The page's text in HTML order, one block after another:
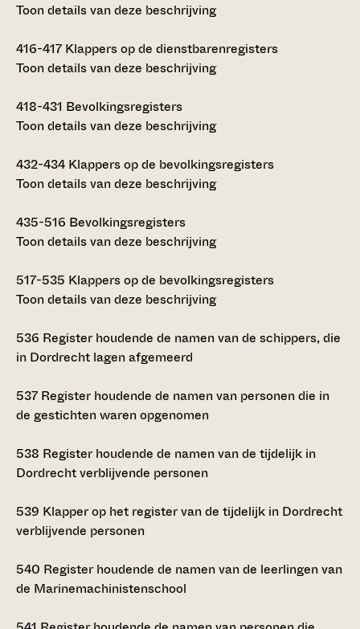
Toon details van deze beschrijving
416-417 Klappers op de dienstbarenregisters
Toon details van deze beschrijving
418-431 Bevolkingsregisters
Toon details van deze beschrijving
432-434 Klappers op de bevolkingsregisters
Toon details van deze beschrijving
435-516 Bevolkingsregisters
Toon details van deze beschrijving
517-535 Klappers op de bevolkingsregisters
Toon details van deze beschrijving
536 Register houdende de namen van de schippers, die
in Dordrecht lagen afgemeerd
537 Register houdende de namen van personen die in
de gestichten waren opgenomen
538 Register houdende de namen van de tijdelijk in
Dordrecht verblijvende personen
539 Klapper op het register van de tijdelijk in Dordrecht
verblijvende personen
540 Register houdende de namen van de leerlingen van
de Marinemachinistenschool